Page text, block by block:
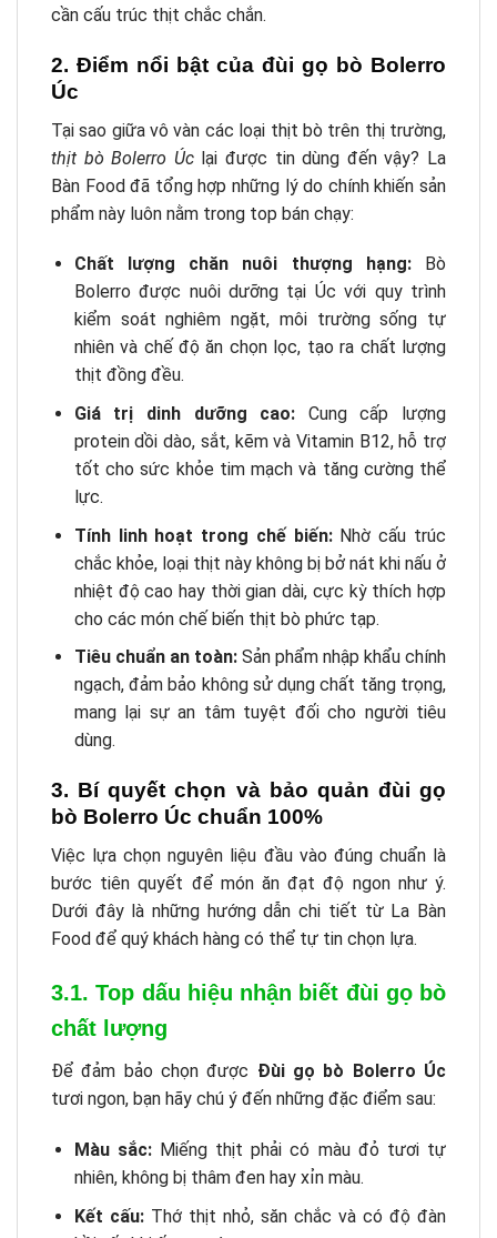
cần cấu trúc thịt chắc chắn.
2. Điểm nổi bật của đùi gọ bò Bolerro
Úc
Tại sao giữa vô vàn các loại thịt bò trên thị trường,
thịt bò Bolerro Úclại được tin dùng đến vậy? La
Bàn Food đã tổng hợp những lý do chính khiến sản
phẩm này luôn nằm trong top bán chạy:
Chất lượng chăn nuôi thượng hạng:Bò
Bolerro được nuôi dưỡng tại Úc với quy trình
kiểm soát nghiêm ngặt, môi trường sống tự
nhiên và chế độ ăn chọn lọc, tạo ra chất lượng
thịt đồng đều.
Giá trị dinh dưỡng cao: Cung cấp lượng
protein dồi dào, sắt, kẽm và Vitamin B12, hỗ trợ
tốt cho sức khỏe tim mạch và tăng cường thể
lực.
Tính linh hoạt trong chế biến:Nhờ cấu trúc
chắc khỏe, loại thịt này không bị bở nát khi nấu ở
nhiệt độ cao hay thời gian dài, cực kỳ thích hợp
cho các món chế biến thịt bò phức tạp.
Tiêu chuẩn an toàn:Sản phẩm nhập khẩu chính
ngạch, đảm bảo không sử dụng chất tăng trọng,
mang lại sự an tâm tuyệt đối cho người tiêu
dùng.
3. Bí quyết chọn và bảo quản đùi gọ
bò Bolerro Úc chuẩn 100%
Việc lựa chọn nguyên liệu đầu vào đúng chuẩn là
bước tiên quyết để món ăn đạt độ ngon như ý.
Dưới đây là những hướng dẫn chi tiết từ La Bàn
Food để quý khách hàng có thể tự tin chọn lựa.
3.1. Top dấu hiệu nhận biết đùi gọ bò
chất lượng
Để đảm bảo chọn được Đùi gọ bò Bolerro Úc
tươi ngon, bạn hãy chú ý đến những đặc điểm sau:
Màu sắc:Miếng thịt phải có màu đỏ tươi tự
nhiên, không bị thâm đen hay xỉn màu.
Kết cấu:Thớ thịt nhỏ, săn chắc và có độ đàn